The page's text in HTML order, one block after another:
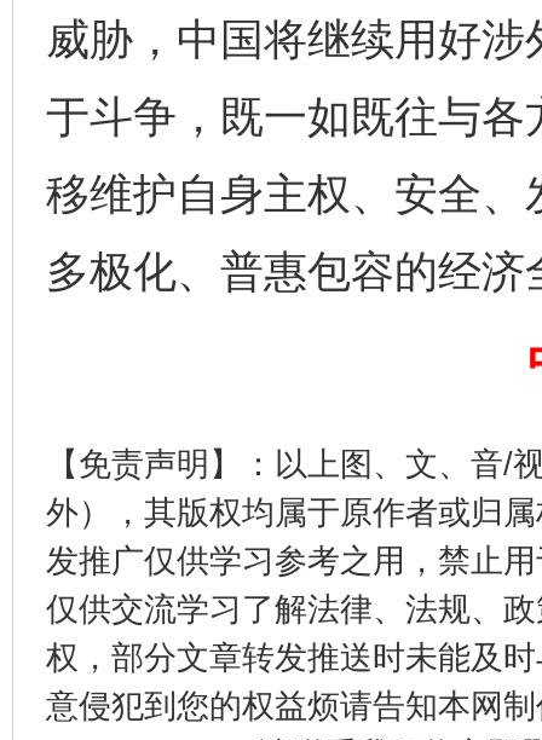
威胁，中国将继续用好涉
于斗争，既一如既往与
移维护自身主权、安全
多极化、普惠包容的经济
【免责声明】：以上图、文、音/
外），其版权均属于原作者或归
发推广仅供学习参考之用，禁止
仅供交流学习了解法律、法规、
权，部分文章转发推送时未能及
意侵犯到您的权益烦请告知本网
东山县通报“牛蛙产品抗生素超标问题” 法
千年窑火 生生不息 一